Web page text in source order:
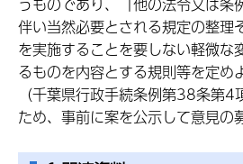
伴い当然必要とされる規定の整理
を実施することを要しない軽微な
るものを内容とする規則等を定め
（千葉県行政手続条例第38条第
ため、事前に案を公示して意見の